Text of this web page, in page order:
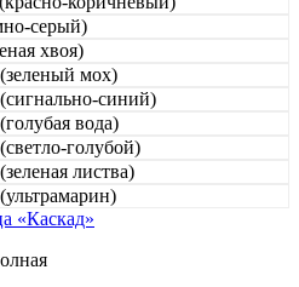
серый)
хвоя)
мох)
синий)
вода)
голубой)
листва)
«Каскад»